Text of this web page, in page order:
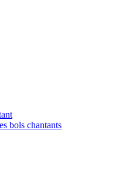
bols chantants